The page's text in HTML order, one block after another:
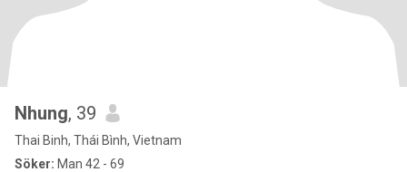
Nhung, 39
Thai Binh, Thái Bình, Vietnam
Söker: Man 42 - 69